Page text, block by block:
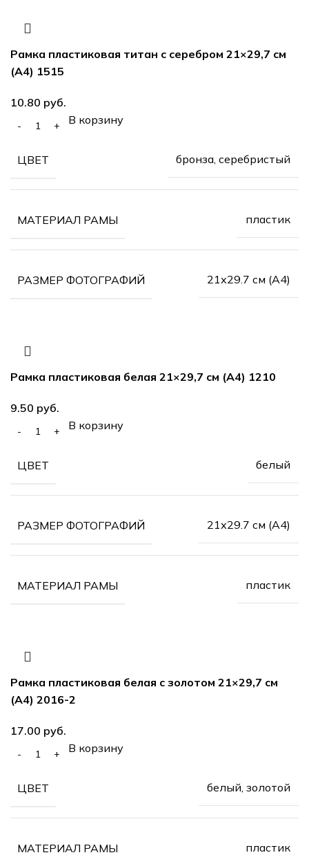
Рамка пластиковая титан с серебром 21×29,7 см
(А4) 1515
руб.
В корзину
ЦВЕТ бронза, серебристый
МАТЕРИАЛ РАМЫ пластик
РАЗМЕР ФОТОГРАФИЙ 21х29.7 см (А4)
Рамка пластиковая белая 21×29,7 см (А4) 1210
руб.
В корзину
ЦВЕТ белый
РАЗМЕР ФОТОГРАФИЙ 21х29.7 см (А4)
МАТЕРИАЛ РАМЫ пластик
Рамка пластиковая белая с золотом 21×29,7 см
(А4) 2016-2
руб.
В корзину
ЦВЕТ белый, золотой
МАТЕРИАЛ РАМЫ пластик